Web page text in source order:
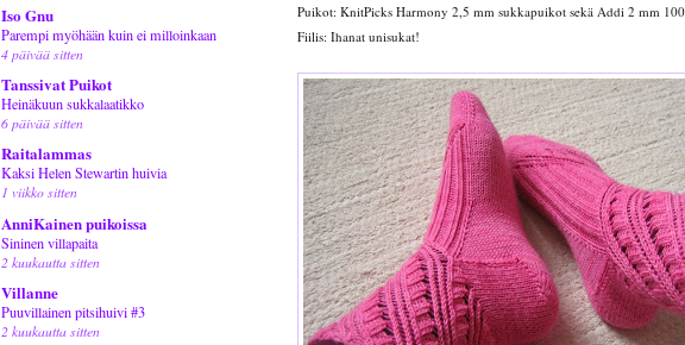
Puikot: KnitPicks Harmony 2,5 mm sukkapuikot sekä Addi 2 mm
Fiilis: Ihanat unisukat!
Iso Gnu
Parempi myöhään kuin ei milloinkaan
4 päivää sitten
Tanssivat Puikot
Heinäkuun sukkalaatikko
6 päivää sitten
Raitalammas
Kaksi Helen Stewartin huivia
1 viikko sitten
AnniKainen puikoissa
Sininen villapaita
2 kuukautta sitten
Villanne
Puuvillainen pitsihuivi #3
2 kuukautta sitten